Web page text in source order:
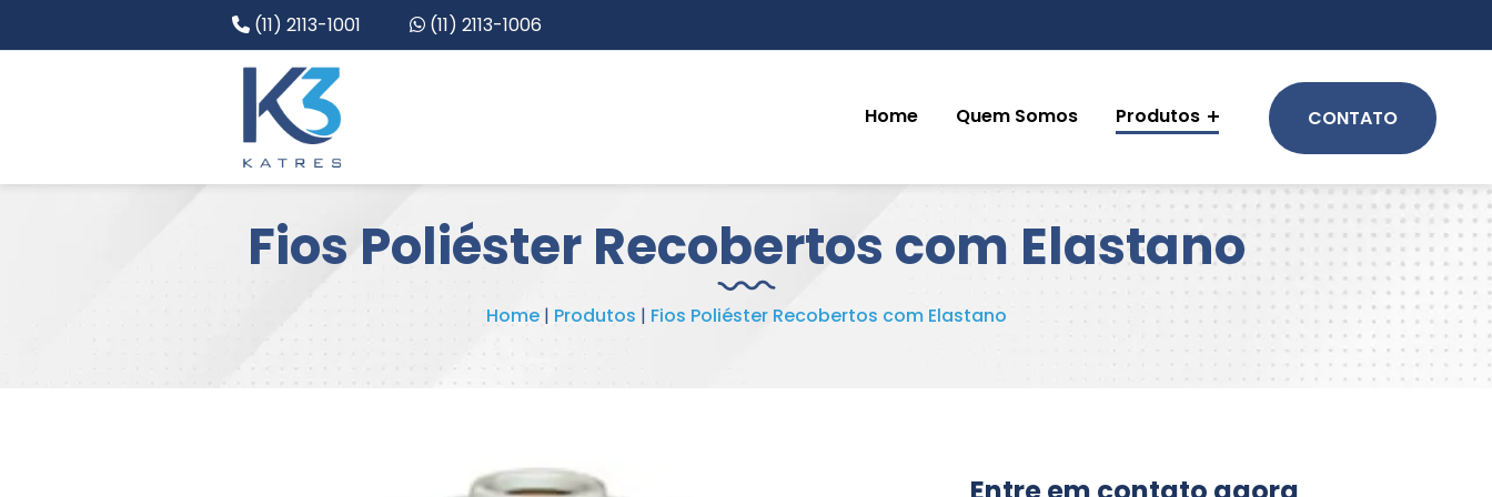
(11) 2113-1001 (11) 2113-1006
Home Quem Somos Produtos CONTATO
Fios Poliéster Recobertos com Elastano
Home| Produtos | Fios Poliéster Recobertos com Elastano